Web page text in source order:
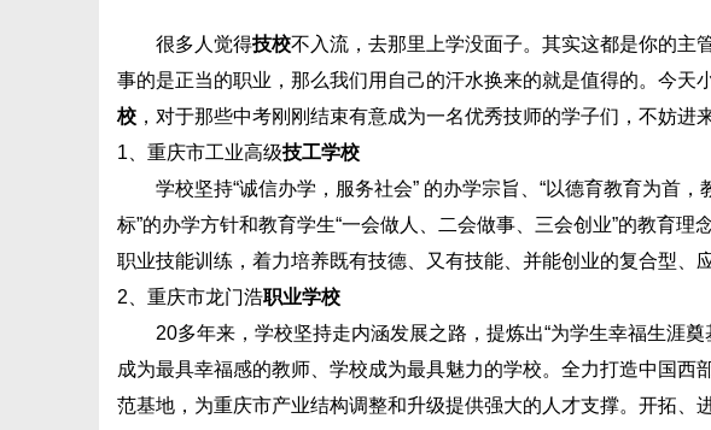
很多人觉得技校不入流，去那里上学没面子。其实这都是你的主
事的是正当的职业，那么我们用自己的汗水换来的就是值得的。今天
校 ，对于那些中考刚刚结束有意成为一名优秀技师的学子们，不妨进
1、重庆市工业高级技工学校
学校坚持“诚信办学，服务社会” 的办学宗旨、“以德育教育为首，
标”的办学方针和教育学生“一会做人、二会做事、三会创业”的教育
职业技能训练，着力培养既有技德、又有技能、并能创业的复合型、
2、重庆市龙门浩职业学校
20多年来，学校坚持走内涵发展之路，提炼出“为学生幸福生涯奠
成为最具幸福感的教师、学校成为最具魅力的学校。全力打造中国
范基地，为重庆市产业结构调整和升级提供强大的人才支撑。开拓、